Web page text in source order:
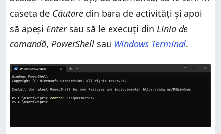
caseta de Căutare din bara de activități și apoi
să apeși Enter sau să le execuți din Linia de
comandă, PowerShell sau Windows Terminal.